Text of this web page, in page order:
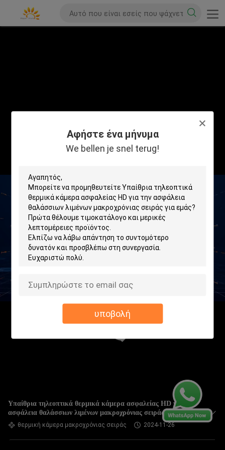
Αφήστε ένα μήνυμα
We bellen je snel terug!
υποβολή
Υπαίθρια τηλεοπτικά θερμικά κάμερα ασφαλείας HD για την
ασφάλεια θαλάσσιων λιμένων μακροχρόνιας σειράς
θερμική κάμερα μακροχρόνιας σειράς 2024-11-26